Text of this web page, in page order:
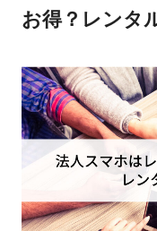
お得？レンタ